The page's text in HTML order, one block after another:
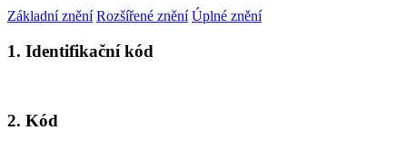
Základní znění Rozšířené znění Úplné znění
1. Identifikační kód
2. Kód